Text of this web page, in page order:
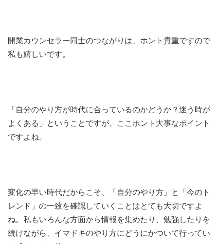
開業カウンセラー同士のつながりは、ホント貴重ですので
私も嬉しいです。
「自分のやり方が時代に合っているのかどうか？迷う時が
よくある」ということですが、ここホント大事なポイント
ですよね。
変化の早い時代だからこそ、「自分のやり方」と「今のト
レンド」の一致を確認していくことはとても大切ですよ
ね。私もいろんな方面から情報を集めたり、勉強したりを
続けながら、イマドキのやり方にどうにかついて行ってい